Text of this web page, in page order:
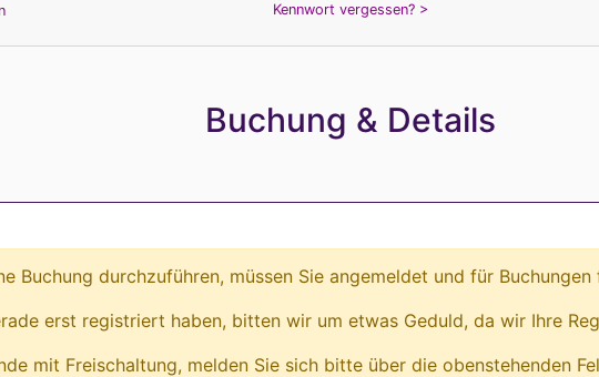
Kennwort vergessen? >
Buchung & Details
Buchung durchzuführen, müssen Sie angemeldet und für
erst registriert haben, bitten wir um etwas Geduld, da wir Ihre
mit Freischaltung, melden Sie sich bitte über die obenstehenden